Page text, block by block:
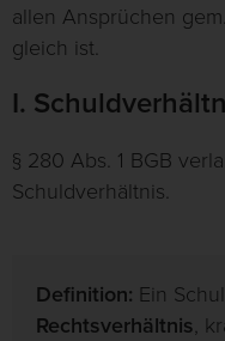
allen Ansprüchen
gleich ist.
I.
§ 280 Abs. 1 BGB
Schuldverhältnis.
Definition: Ein
Rechtsverhältnis,